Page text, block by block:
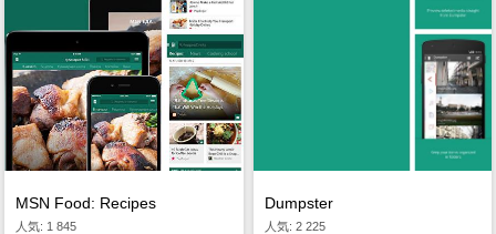
MSN Food: Recipes
人気: 1 845
Dumpster
人気: 2 225